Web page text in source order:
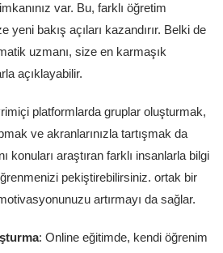
var. Bu, farklı öğretim
yeni bakış açıları kazandırır. Belki de
uzmanı, size en karmaşık
açıklayabilir.
platformlarda gruplar oluşturmak,
ve akranlarınızla tartışmak da
konuları araştıran farklı insanlarla bilgi
pekiştirebilirsiniz. ortak bir
artırmayı da sağlar.
: Online eğitimde, kendi öğrenim